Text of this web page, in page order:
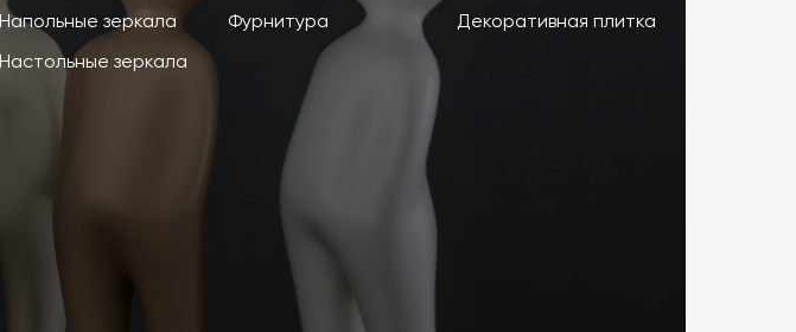
Напольные зеркала
Настольные зеркала
Фурнитура Декоративная плитка